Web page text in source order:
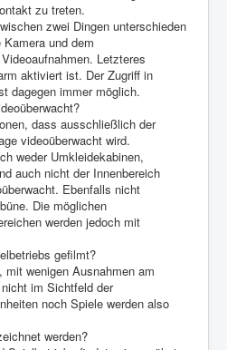
zu treten.
zwei Dingen unterschieden
und dem
Letzteres
aktiviert ist. Der Zugriff in
dagegen immer möglich.
dass ausschließlich der
videoüberwacht wird.
weder Umkleidekabinen,
auch nicht der Innenbereich
Ebenfalls nicht
Die möglichen
werden jedoch mit
gefilmt?
wenigen Ausnahmen am
im Sichtfeld der
noch Spiele werden also
werden?